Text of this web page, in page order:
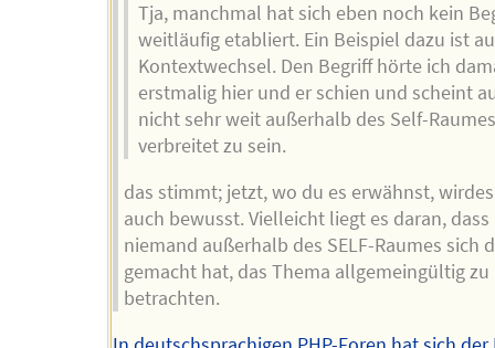
Tja, manchmal hat sich eben noch kein
weitläufig etabliert. Ein Beispiel dazu ist
Kontextwechsel. Den Begriff hörte ich
erstmalig hier und er schien und scheint
nicht sehr weit außerhalb des Self-
verbreitet zu sein.
das stimmt; jetzt, wo du es erwähnst,
auch bewusst. Vielleicht liegt es daran,
niemand außerhalb des SELF-Raumes sich
gemacht hat, das Thema allgemeingültig zu
betrachten.